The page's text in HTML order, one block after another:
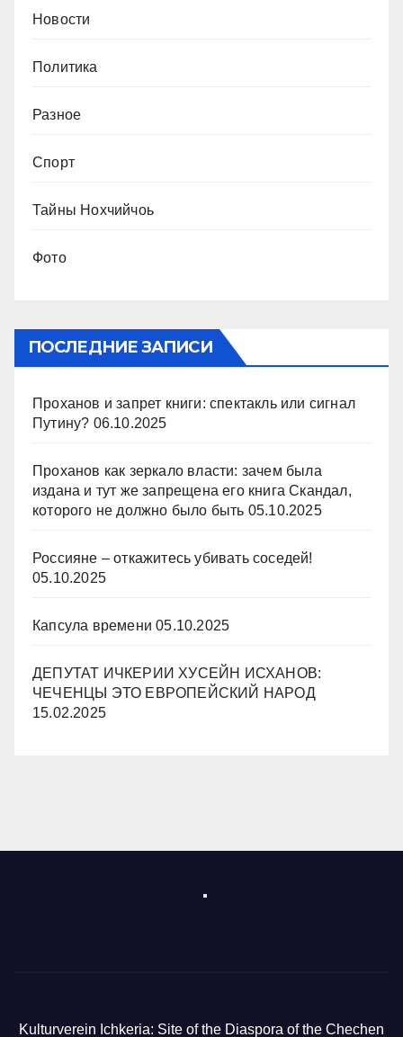
Новости
Политика
Разное
Спорт
Тайны Нохчийчоь
Фото
ПОСЛЕДНИЕ ЗАПИСИ
Проханов и запрет книги: спектакль или сигнал
Путину? 06.10.2025
Проханов как зеркало власти: зачем была
издана и тут же запрещена его книга Скандал,
которого не должно было быть 05.10.2025
Россияне – откажитесь убивать соседей!
05.10.2025
Капсула времени 05.10.2025
ДЕПУТАТ ИЧКЕРИИ ХУСЕЙН ИСХАНОВ:
ЧЕЧЕНЦЫ ЭТО ЕВРОПЕЙСКИЙ НАРОД
15.02.2025
Kulturverein Ichkeria: Site of the Diaspora of the Chechen